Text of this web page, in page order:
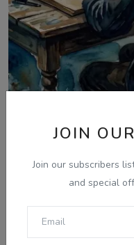
JOIN
Join our subscribers
and special
May 15, 2026
Mai Te Meri Kalam-